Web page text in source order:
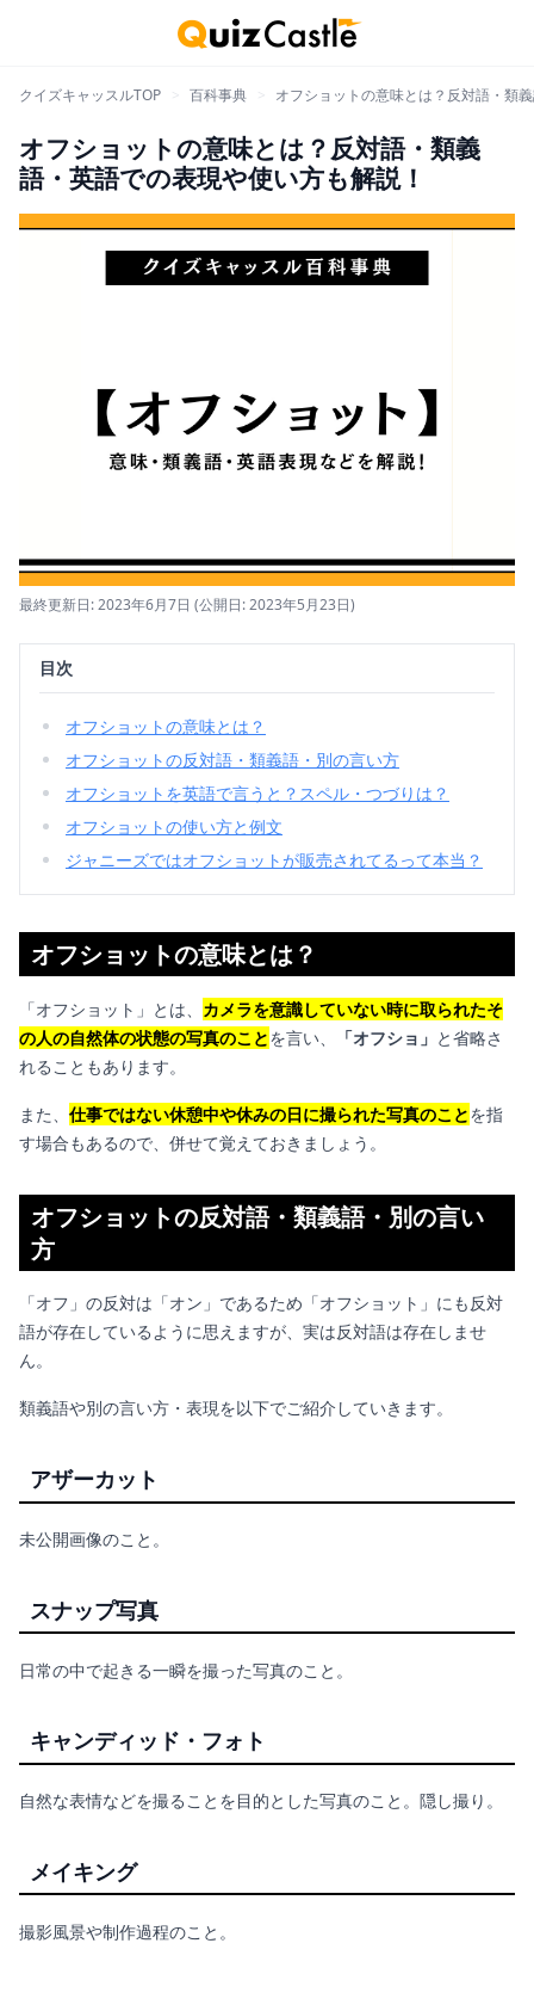
クイズキャッスルTOP 百科事典 オフショットの意味とは？反対語・類
オフショットの意味とは？反対語・類義
語・英語での表現や使い方も解説！
最終更新日: 2023年6月7日 (公開日: 2023年5月23日)
目次
オフショットの意味とは？
オフショットの反対語・類義語・別の言い方
オフショットを英語で言うと？スペル・つづりは？
オフショットの使い方と例文
ジャニーズではオフショットが販売されてるって本当？
オフショットの意味とは？
「オフショット」とは、 カメラを意識していない時に取られたそ
の人の自然体の状態の写真のことを言い、 「オフショ」 と省略さ
れることもあります。
また、 仕事ではない休憩中や休みの日に撮られた写真のことを指
す場合もあるので、併せて覚えておきましょう。
オフショットの反対語・類義語・別の言い
方
「オフ」の反対は「オン」であるため「オフショット」にも反対
語が存在しているように思えますが、実は反対語は存在しませ
ん。
類義語や別の言い方・表現を以下でご紹介していきます。
アザーカット
未公開画像のこと。
スナップ写真
日常の中で起きる一瞬を撮った写真のこと。
キャンディッド・フォト
自然な表情などを撮ることを目的とした写真のこと。隠し撮り。
メイキング
撮影風景や制作過程のこと。